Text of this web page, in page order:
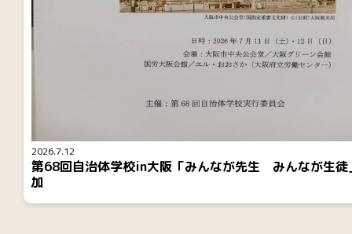
2026.7.12
第68回自治体学校in大阪「みんなが先生 みんなが生徒
加